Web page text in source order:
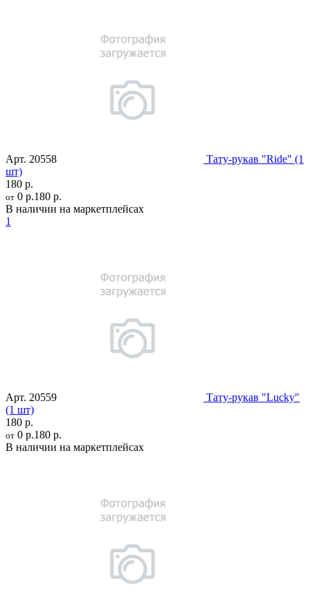
Арт. 20558
Тату-рукав "Ride" (1
шт)
180 р.
от 0 р.180 р.
В наличии на маркетплейсах
1
Арт. 20559
Тату-рукав "Lucky"
(1 шт)
180 р.
от 0 р.180 р.
В наличии на маркетплейсах